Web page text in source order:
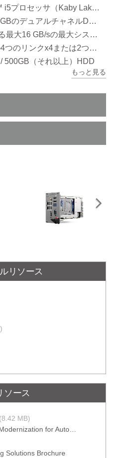
ロセッサ（Kaby Lake）
ネルDDR4（非ECCメモリをサポート）
sの最大システムスループット
ンクx8 + x16 PXI Expressリンク機能をサポート
500GB（それ以上）HDD
3.0、GPIB（IEEE488）コントローラもっと見る
3U第7世代インテル® Core™ i3-
7100Eプロセッサ搭載PXI Express
リソース
ソース
(8.42 MB)
[Use Case] PXI Effective Modernization for Automated Testing
Solutions Brochure